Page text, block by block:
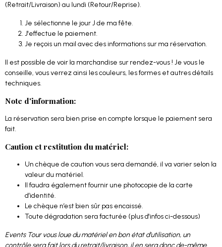
(Retrait/Livraison) au lundi (Retour/Reprise).
Je sélectionne le jour J de ma fête.
J'effectue le paiement.
Je reçois un mail avec des informations sur ma réservation.
Il est possible de voir la marchandise sur rendez-vous ! Je vous le
conseille, vous verrez ainsi les couleurs, les formes et autres détails
techniques.
Note d'information:
La réservation sera bien prise en compte lorsque le paiement sera
fait.
Caution et restitution du matériel:
Un chèque de caution vous sera demandé, il va varier selon la
valeur du matériel.
Il faudra également fournir une photocopie de la carte
d’identité.
Le chèque n’est bien sûr pas encaissé.
Toute dégradation sera facturée (plus d'infos ci-dessous)
Events Tour vous loue du matériel en bon état d’utilisation, un
contrôle sera fait lors du retrait/livraison, il en sera donc de-même